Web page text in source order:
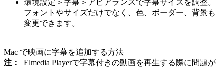
環境設定＞字幕＞アピアランスで字幕サイズを調整。
フォントやサイズだけでなく、色、ボーダー、背景も
変更できます。
Mac で映画に字幕を追加する方法
注：
Elmedia Playerで字幕付きの動画を再生する際に問題が